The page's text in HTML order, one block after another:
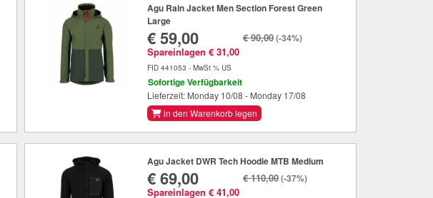
Agu Rain Jacket Men Section Forest Green
Large
€ 59,00
Spareinlagen € 31,00
€ 90,00(-34%)
FID 441053 - MwSt % US
Sofortige Verfügbarkeit
Lieferzeit: Monday 10/08 - Monday 17/08
in den Warenkorb legen
Agu Jacket DWR Tech Hoodie MTB Medium
€ 69,00
Spareinlagen € 41,00
€ 110,00(-37%)